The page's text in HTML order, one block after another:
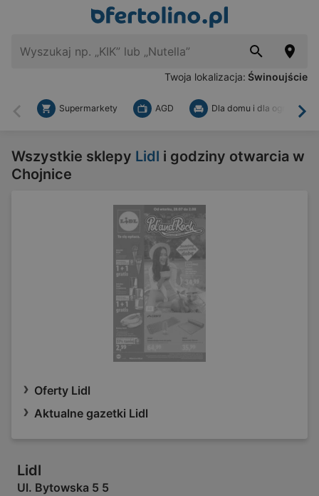
Twoja lokalizacja: Świnoujście
Wstecz
Supermarkety AGD Dla domu i dla ogrodu
Wszystkie sklepy Lidl i godziny otwarcia w
Chojnice
Oferty Lidl
Aktualne gazetki Lidl
Lidl
Ul. Bytowska 5 5